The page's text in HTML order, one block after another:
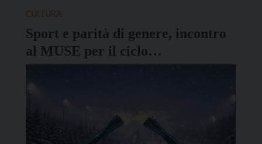
Sport e parità di genere, incontro
al MUSE per il ciclo
“ConversAzioni”